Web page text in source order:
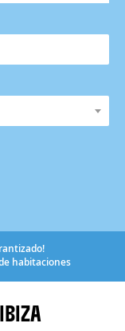
habitaciones